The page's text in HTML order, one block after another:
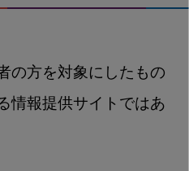
の方を対象にしたもの
情報提供サイトではあ